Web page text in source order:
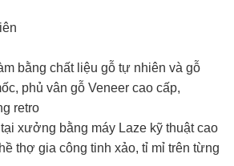
bằng chất liệu gỗ tự nhiên và gỗ
phủ vân gỗ Veneer cao cấp,
retro
xưởng bằng máy Laze kỹ thuật cao
thợ gia công tinh xảo, tỉ mỉ trên từng